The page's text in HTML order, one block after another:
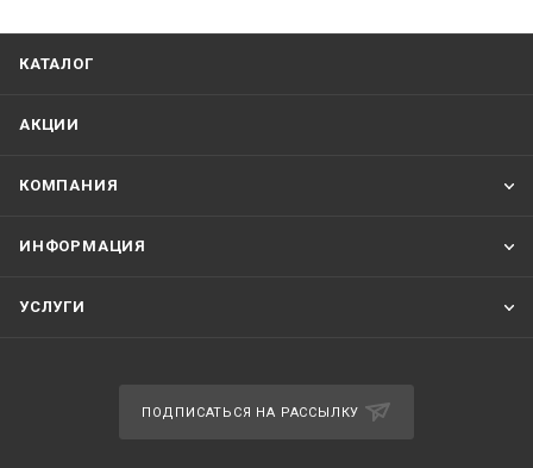
КАТАЛОГ
АКЦИИ
КОМПАНИЯ
ИНФОРМАЦИЯ
УСЛУГИ
ПОДПИСАТЬСЯ НА РАССЫЛКУ